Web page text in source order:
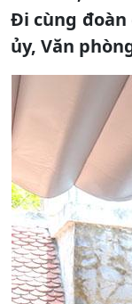
Đi cùng đoàn
ủy, Văn